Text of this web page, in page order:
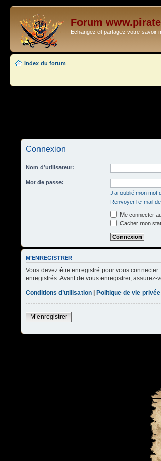
Forum
Echangez et partagez votre savoir
Index du forum
Connexion
Nom d’utilisateur:
Mot de passe:
J’ai oublié mon mot
Renvoyer l’e-mail
Me connecter
Cacher mon
M’ENREGISTRER
Vous devez être enregistré pour vous
enregistrés. Avant de vous enregistrer,
Conditions d’utilisation | Politique de vie privée
M’enregistrer